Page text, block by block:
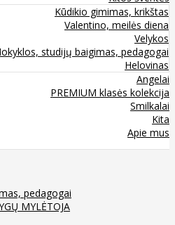
Kūdikio gimimas, krikštas
Valentino, meilės diena
Velykos
studijų baigimas, pedagogai
Helovinas
Angelai
PREMIUM klasės kolekcija
Smilkalai
Kita
Apie mus
pedagogai
MYLĖTOJA